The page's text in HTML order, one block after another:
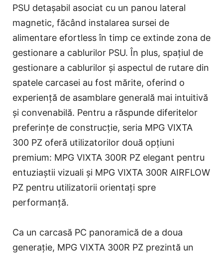
PSU detașabil asociat cu un panou lateral
magnetic, făcând instalarea sursei de
alimentare efortless în timp ce extinde zona de
gestionare a cablurilor PSU. În plus, spațiul de
gestionare a cablurilor și aspectul de rutare din
spatele carcasei au fost mărite, oferind o
experiență de asamblare generală mai intuitivă
și convenabilă. Pentru a răspunde diferitelor
preferințe de construcție, seria MPG VIXTA
300 PZ oferă utilizatorilor două opțiuni
premium: MPG VIXTA 300R PZ elegant pentru
entuziaștii vizuali și MPG VIXTA 300R AIRFLOW
PZ pentru utilizatorii orientați spre
performanță.
Ca un carcasă PC panoramică de a doua
generație, MPG VIXTA 300R PZ prezintă un